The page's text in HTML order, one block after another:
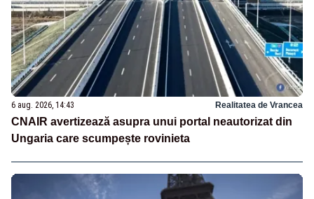
6 aug. 2026, 14:43 Realitatea de Vrancea
CNAIR avertizează asupra unui portal neautorizat din
Ungaria care scumpește rovinieta